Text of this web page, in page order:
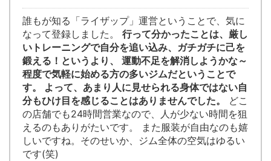
誰もが知る「ライザップ」運営ということで、気に
なって登録しました。 行って分かったことは、厳し
いトレーニングで自分を追い込み、ガチガチに己を
鍛える！というより、 運動不足を解消しようかな～
程度で気軽に始める方の多いジムだということで
す。 よって、あまり人に見せられる身体ではない自
分もひけ目を感じることはありませんでした。
どこ
の店舗でも24時間営業なので、人が少ない時間を狙
えるのもありがたいです。 また服装が自由なのも嬉
しいですね。そのせいか、ジム全体の空気はゆるい
です(笑)